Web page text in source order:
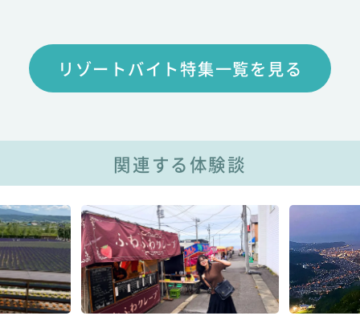
リゾートバイト特集一覧を見る
関連する体験談